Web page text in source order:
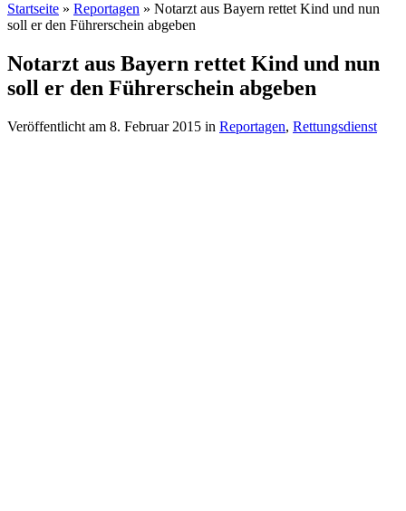
Startseite » Reportagen » Notarzt aus Bayern rettet Kind und nun
soll er den Führerschein abgeben
Notarzt aus Bayern rettet Kind und nun
soll er den Führerschein abgeben
Veröffentlicht am 8. Februar 2015 in Reportagen, Rettungsdienst